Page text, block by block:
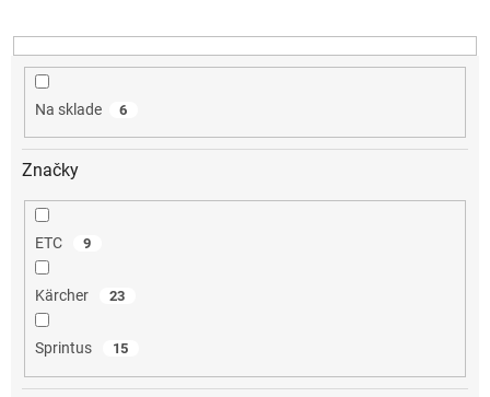
u
k
Na sklade 6
Značky
ETC 9
Kärcher 23
Sprintus 15